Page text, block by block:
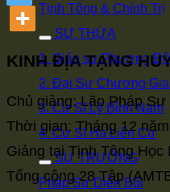
Tịnh Tông & Chính Trị
SƯ THỪA
1. Giáo sư Phương
2. Đại Sư Chương Gia
3. Cư Sĩ Lý Bỉnh Nam
4. Cư Sĩ Hạ Liên Cư
SƯ TRƯỞNG
Pháp Sư Diễn Bồi
KINH ĐỊA TẠNG
Chủ giảng: Lão Pháp Sư
Thời gian: Tháng 12
Giảng tại Tịnh Tông Học
Tổng cộng 28 Tập